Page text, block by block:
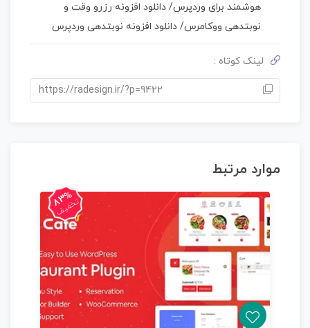
هوشمند برای وردپرس/ دانلود افزونه رزرو وقت و
نوبتدهی ووکامرس/ دانلود افزونه نوبتدهی وردپرس
لینک کوتاه :
https://radesign.ir/?p=9422
موارد مرتبط
83%
تخفیف